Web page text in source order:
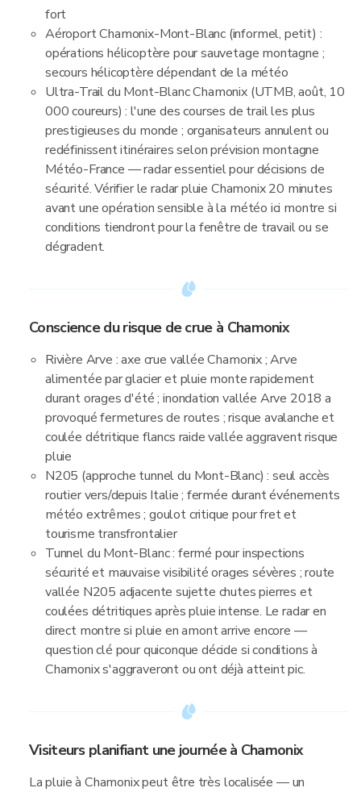
fort
Aéroport Chamonix-Mont-Blanc (informel, petit) :
opérations hélicoptère pour sauvetage montagne ;
secours hélicoptère dépendant de la météo
Ultra-Trail du Mont-Blanc Chamonix (UTMB, août, 10
000 coureurs) : l'une des courses de trail les plus
prestigieuses du monde ; organisateurs annulent ou
redéfinissent itinéraires selon prévision montagne
Météo-France — radar essentiel pour décisions de
sécurité. Vérifier le radar pluie Chamonix 20 minutes
avant une opération sensible à la météo ici montre si
conditions tiendront pour la fenêtre de travail ou se
dégradent.
Conscience du risque de crue à Chamonix
Rivière Arve : axe crue vallée Chamonix ; Arve
alimentée par glacier et pluie monte rapidement
durant orages d'été ; inondation vallée Arve 2018 a
provoqué fermetures de routes ; risque avalanche et
coulée détritique flancs raide vallée aggravent risque
pluie
N205 (approche tunnel du Mont-Blanc) : seul accès
routier vers/depuis Italie ; fermée durant événements
météo extrêmes ; goulot critique pour fret et
tourisme transfrontalier
Tunnel du Mont-Blanc : fermé pour inspections
sécurité et mauvaise visibilité orages sévères ; route
vallée N205 adjacente sujette chutes pierres et
coulées détritiques après pluie intense. Le radar en
direct montre si pluie en amont arrive encore —
question clé pour quiconque décide si conditions à
Chamonix s'aggraveront ou ont déjà atteint pic.
Visiteurs planifiant une journée à Chamonix
La pluie à Chamonix peut être très localisée — un